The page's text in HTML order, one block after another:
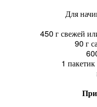
Для
450 г свежей
90 г
1